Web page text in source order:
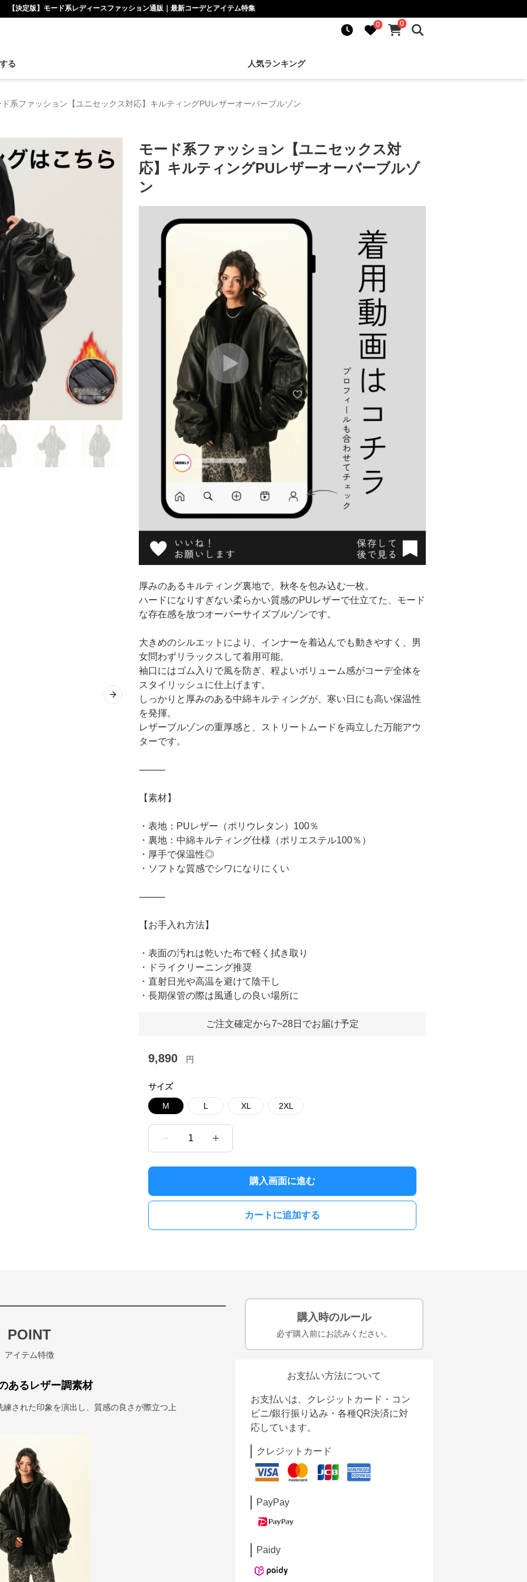
【決定版】モード系レディースファッション通販｜最新コーデとアイテム特集
0
0
る 人気ランキング
ド系ファッション【ユニセックス対応】キルティングPUレザーオーバーブルゾン
Next slide
モード系ファッション【ユニセックス対
応】キルティングPUレザーオーバーブルゾ
ン
厚みのあるキルティング裏地で、秋冬を包み込む一枚。
ハードになりすぎない柔らかい質感のPUレザーで仕立てた、モード
な存在感を放つオーバーサイズブルゾンです。
大きめのシルエットにより、インナーを着込んでも動きやすく、男
女問わずリラックスして着用可能。
袖口にはゴム入りで風を防ぎ、程よいボリューム感がコーデ全体を
スタイリッシュに仕上げます。
しっかりと厚みのある中綿キルティングが、寒い日にも高い保温性
を発揮。
レザーブルゾンの重厚感と、ストリートムードを両立した万能アウ
ターです。
⸻
【素材】
・表地：PUレザー（ポリウレタン）100％
・裏地：中綿キルティング仕様（ポリエステル100％）
・厚手で保温性◎
・ソフトな質感でシワになりにくい
⸻
【お手入れ方法】
・表面の汚れは乾いた布で軽く拭き取り
・ドライクリーニング推奨
・直射日光や高温を避けて陰干し
・長期保管の際は風通しの良い場所に
ご注文確定から7~28日でお届け予定
9,890 円
サイズ
M L XL 2XL
1
購入画面に進む
カートに追加する
POINT
アイテム特徴
あるレザー調素材
された印象を演出し、質感の良さが際立つ上
購入時のルール
必ず購入前にお読みください。
お支払い方法について
お支払いは、クレジットカード・コン
ビニ/銀行振り込み・各種QR決済に対
応しています。
クレジットカード
PayPay
Paidy